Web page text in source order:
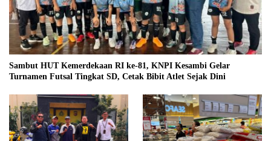
Sambut HUT Kemerdekaan RI ke-81, KNPI Kesambi Gelar
Turnamen Futsal Tingkat SD, Cetak Bibit Atlet Sejak Dini